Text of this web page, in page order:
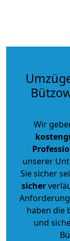
Wir
unserer
Sie sicher
sicher
haben die
und